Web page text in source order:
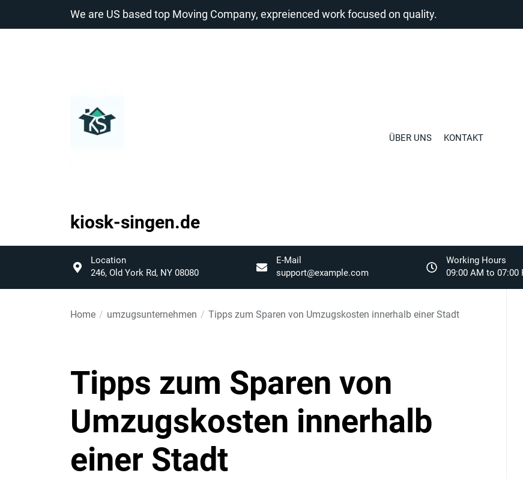
We are US based top Moving Company, expreienced work focused on quality.
kiosk-
kiosk-singen.de
ÜBER UNS KONTAKT
Location
246, Old York Rd, NY 08080
E-Mail
support@example.com
Working Hours
09:00 AM to 07:00
Home umzugsunternehmen Tipps zum Sparen von Umzugskosten innerhalb einer Stadt
Tipps zum Sparen von
Umzugskosten innerhalb
einer Stadt